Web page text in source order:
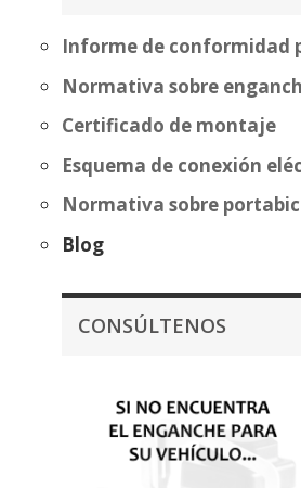
Informe de conformidad
Normativa sobre
Certificado de montaje
Esquema de conexión
Normativa sobre
Blog
CONSÚLTENOS